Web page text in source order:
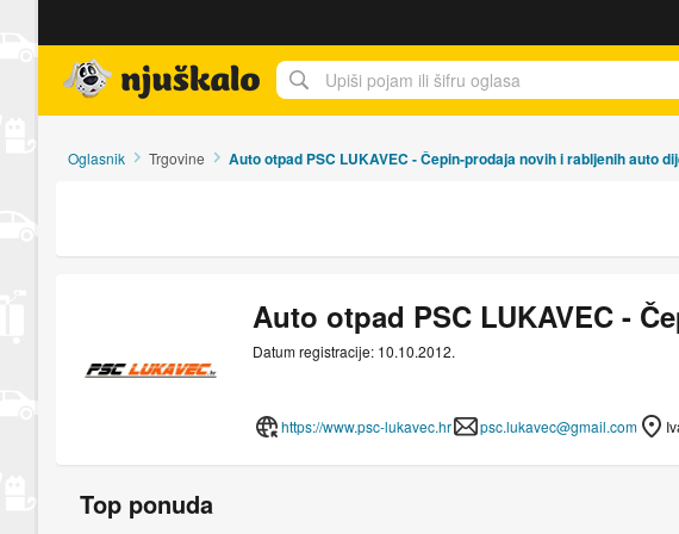
Oglasnik Trgovine Auto otpad PSC LUKAVEC - Čepin-prodaja novih i rabljenih auto
Auto otpad PSC LUKAVEC -
Datum registracije: 10.10.2012.
https://www.psc-lukavec.hr psc.lukavec@gmail.com
Top ponuda